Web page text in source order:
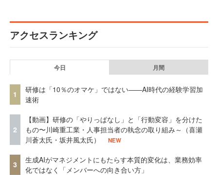
アクセスランキング
今日 月間
1
研修は「10％のオマケ」ではない——AI時代の経験学習加
速術
2
【動画】研修の「やりっぱなし」と「行動変容」を分けた
もの〜川崎重工業・人事担当者の執念の取り組み～（喜瀬
川蒼太氏・坂井風太氏）
NEW
3
生成AIがマネジメントにもたらす本質的変化は、業務効率
化ではなく「メンバーへの向き合い方」